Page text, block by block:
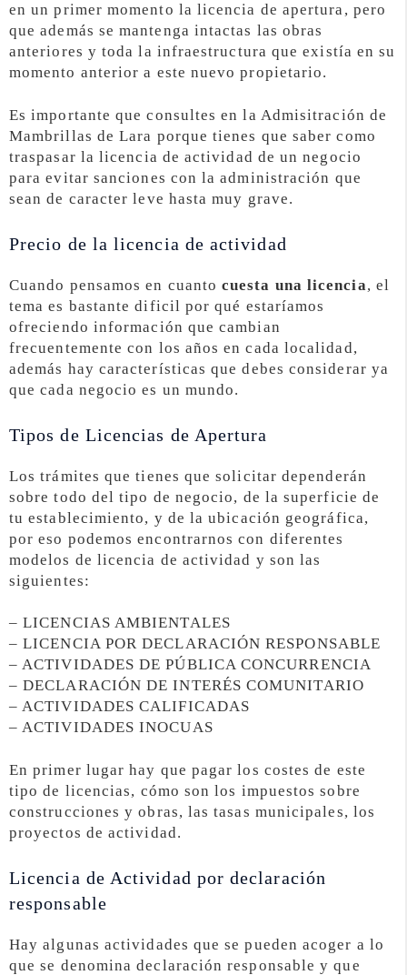
en un primer momento la licencia de apertura, pero
que además se mantenga intactas las obras
anteriores y toda la infraestructura que existía en su
momento anterior a este nuevo propietario.
Es importante que consultes en la Admisitración de
Mambrillas de Lara porque tienes que saber como
traspasar la licencia de actividad de un negocio
para evitar sanciones con la administración que
sean de caracter leve hasta muy grave.
Precio de la licencia de actividad
Cuando pensamos en cuantocuesta una licencia, el
tema es bastante dificil por qué estaríamos
ofreciendo información que cambian
frecuentemente con los años en cada localidad,
además hay características que debes considerar ya
que cada negocio es un mundo.
Tipos de Licencias de Apertura
Los trámites que tienes que solicitar dependerán
sobre todo del tipo de negocio, de la superficie de
tu establecimiento, y de la ubicación geográfica,
por eso podemos encontrarnos con diferentes
modelos de licencia de actividad y son las
siguientes:
– LICENCIAS AMBIENTALES
– LICENCIA POR DECLARACIÓN RESPONSABLE
– ACTIVIDADES DE PÚBLICA CONCURRENCIA
– DECLARACIÓN DE INTERÉS COMUNITARIO
– ACTIVIDADES CALIFICADAS
– ACTIVIDADES INOCUAS
En primer lugar hay que pagar los costes de este
tipo de licencias, cómo son los impuestos sobre
construcciones y obras, las tasas municipales, los
proyectos de actividad.
Licencia de Actividad por declaración
responsable
Hay algunas actividades que se pueden acoger a lo
que se denomina declaración responsable y que